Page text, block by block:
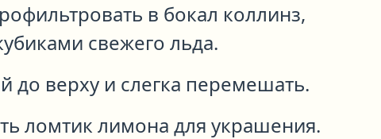
в бокал коллинз,
свежего льда.
до верху и слегка перемешать.
ломтик лимона для украшения.